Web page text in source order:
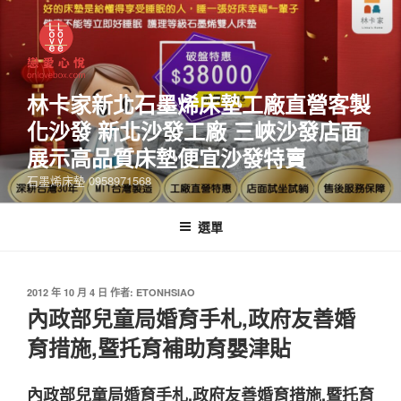
林卡家新北石墨烯床墊工廠直營客製
化沙發 新北沙發工廠 三峽沙發店面
展示高品質床墊便宜沙發特賣
石墨烯床墊 0958971568
選單
2012 年 10 月 4 日 作者: ETONHSIAO
內政部兒童局婚育手札,政府友善婚
育措施,暨托育補助育嬰津貼
內政部兒童局婚育手札,政府友善婚育措施,暨托育